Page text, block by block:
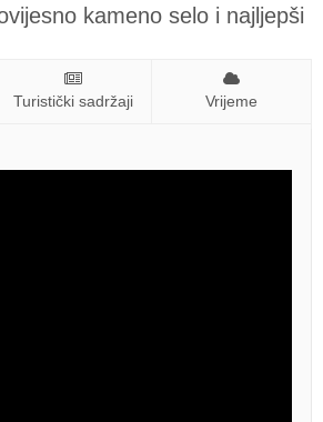
kameno selo i najljepši
Turistički sadržaji Vrijeme